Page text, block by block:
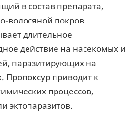
в состав препарата,
волосяной покров
длительное
действие на насекомых и
паразитирующих на
Пропоксур приводит к
процессов,
эктопаразитов.